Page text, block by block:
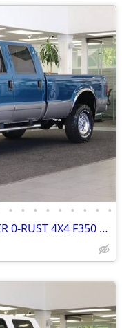
• • • • • • • • •
2002 FORD F-350 7.3L 78K 1-OWNER 0-RUST 4X4 F350 F250 2003 2001 2000